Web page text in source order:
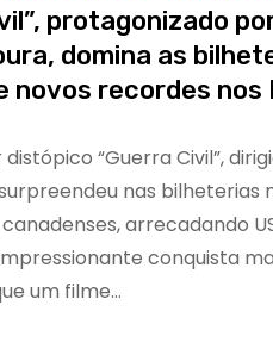
protagonizado
domina as
novos recordes nos
“Guerra Civil”,
nas bilheterias
arrecadando
conquista
um filme…